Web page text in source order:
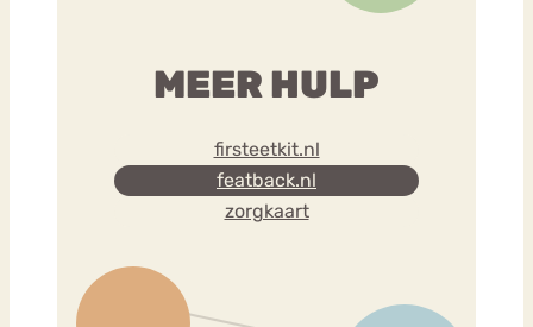
MEER HULP
firsteetkit.nl
featback.nl
zorgkaart